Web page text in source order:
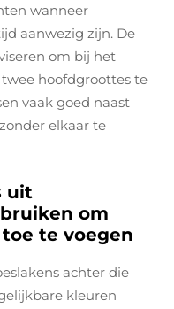
wanneer
aanwezig zijn. De
om bij het
hoofdgroottes te
vaak goed naast
elkaar te
uit
om
te voegen
achter die
kleuren